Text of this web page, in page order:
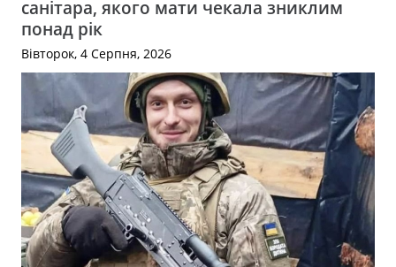
санітара, якого мати чекала зниклим
понад рік
Вівторок, 4 Серпня, 2026